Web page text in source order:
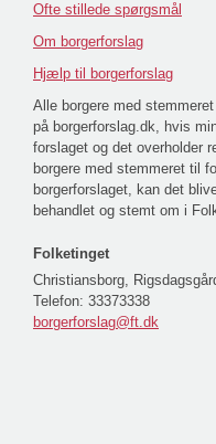
Ofte stillede spørgsmål
Om borgerforslag
Hjælp til borgerforslag
Alle borgere med
på borgerforslag.dk, hvis
forslaget og det overholder
borgere med stemmeret til
borgerforslaget, kan det
behandlet og stemt om i
Folketinget
Christiansborg,
Telefon: 33373338
borgerforslag@ft.dk